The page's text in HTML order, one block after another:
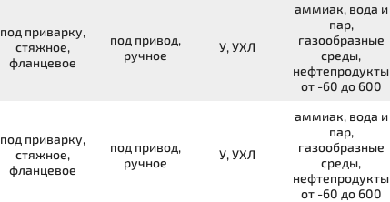
под приварку,
стяжное,
фланцевое
под привод,
ручное
У, УХЛ
аммиак, вода и
пар,
газообразные
среды,
нефтепродукты
от -60 до 600
под приварку,
стяжное,
фланцевое
под привод,
ручное
У, УХЛ
аммиак, вода и
пар,
газообразные
среды,
нефтепродукты
от -60 до 600